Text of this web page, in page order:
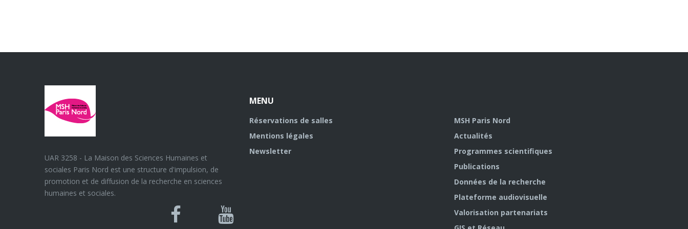
UAR 3258 - La Maison des Sciences Humaines et
sociales Paris Nord est une structure d'impulsion, de
promotion et de diffusion de la recherche en sciences
humaines et sociales.
Bluesky
Canal
MENU
Réservations de salles
Mentions légales
Newsletter
MSH Paris Nord
Actualités
Programmes scientifiques
Publications
Données de la recherche
Plateforme audiovisuelle
Valorisation partenariats